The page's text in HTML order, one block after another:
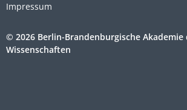
Impressum
© 2026 Berlin-Brandenburgische Akademie
Wissenschaften